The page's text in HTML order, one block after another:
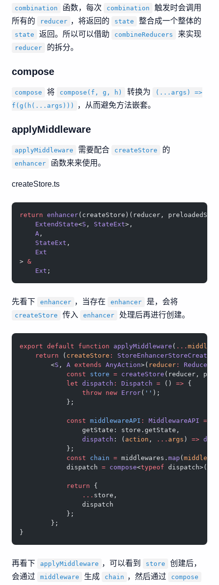
combination 函数，每次 combination
触发时会调用
所有的
reducer ，将返回的 state 整合成一个整体的
state 返回。所以可以借助 combineReducers 来实现
reducer 的拆分。
compose
compose 将 compose(f, g, h) 转换为
(...args) =>
f(g(h(...args)))
，从而避免方法嵌套。
applyMiddleware
applyMiddleware 需要配合 createStore 的
enhancer 函数来来使用。
createStore.ts
return enhancer(createStore)(reducer,
    ExtendState
<S , StateExt>,
    A
,
    StateExt
,
    Ext
> &
    Ext
;
先看下 enhancer ，当存在 enhancer 是，会将
createStore 传入 enhancer 处理后再进行创建。
export default function applyMiddleware ( ...
    return
( createStore : StoreEnhancerStoreCreator
        <
S , A extends AnyAction>( reducer : Reducer
            const
store = createStore (reducer,
            let
dispatch : Dispatch = () => {
                throw
new Error( '' );
            };
            const
middlewareAPI : MiddlewareAPI =
                getState: store.getState,
                dispatch
: ( action , ... args ) =>
            };
            const
chain = middlewares.map (
            dispatch
= compose<typeof dispatch>(
            return
{
                ...
store,
                dispatch
            };
        };
}
再看下 applyMiddleware ，可以看到 store
创建后，
会通过
middleware 生成 chain ，然后通过 compose